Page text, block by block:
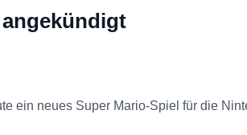
ein neues Super Mario-Spiel für die